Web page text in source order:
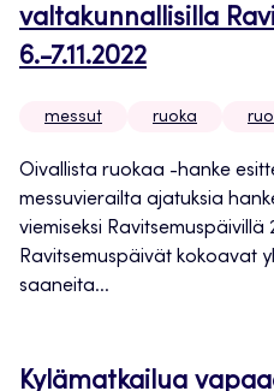
valtakunnallisilla
6.-7.11.2022
messut ruoka
Oivallista ruokaa -hanke
messuvierailta ajatuksia
viemiseksi Ravitsemuspäivillä
Ravitsemuspäivät kokoavat
saaneita...
Kylämatkailua